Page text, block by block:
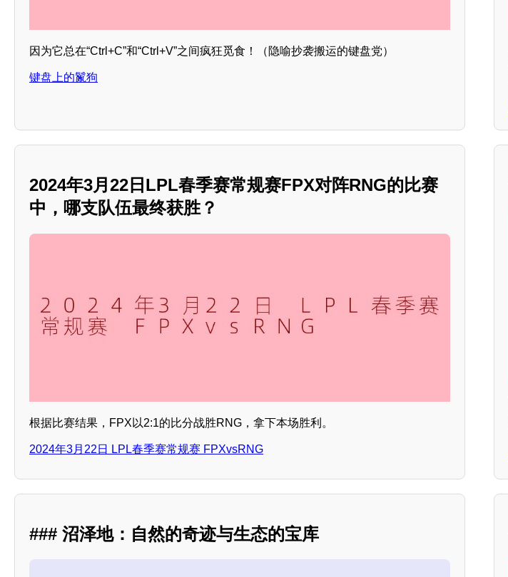
因为它总在“Ctrl+C”和“Ctrl+V”之间疯狂觅食！（隐喻抄袭搬运的键盘党）
键盘上的鬣狗
2024年3月22日LPL春季赛常规赛FPX对阵RNG的比赛
中，哪支队伍最终获胜？
根据比赛结果，FPX以2:1的比分战胜RNG，拿下本场胜利。
2024年3月22日 LPL春季赛常规赛 FPXvsRNG
### 沼泽地：自然的奇迹与生态的宝库